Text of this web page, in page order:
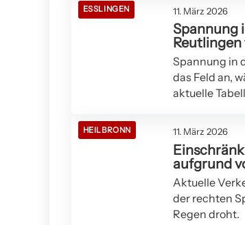
ESSLINGEN 11. März 2026
Spannung
Reutlingen
Spannung in
das Feld an,
aktuelle
HEILBRONN 11. März 2026
aufgrund
Aktuelle
der rechten
Regen droht.